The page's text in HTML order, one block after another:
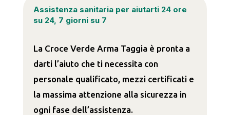
Assistenza sanitaria per aiutarti 24 ore
su 24, 7 giorni su 7
La Croce Verde Arma Taggia è pronta a
darti l’aiuto che ti necessita con
personale qualificato, mezzi certificati e
la massima attenzione alla sicurezza in
ogni fase dell’assistenza.